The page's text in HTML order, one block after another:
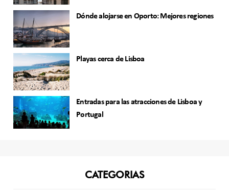
Dónde alojarse en Oporto: Mejores regiones
Playas cerca de Lisboa
Entradas para las atracciones de Lisboa y
Portugal
CATEGORIAS